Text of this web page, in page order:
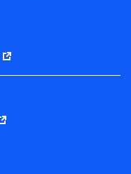
客さま（2019年12
会員であったこと
年12月10日以
の利用目的の範囲内
ンシャルグループ
を共同利用しま
目】
ナンシャルグルー